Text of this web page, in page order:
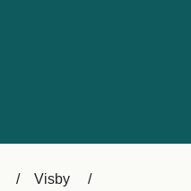
Belgique (FR)
Deutschland
Visby